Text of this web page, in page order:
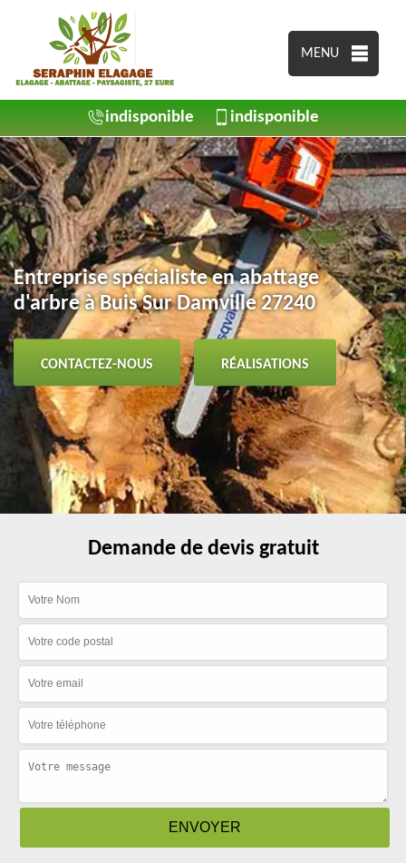
MENU
indisponible indisponible
Entreprise spécialiste en abattage
d'arbre à Buis Sur Damville 27240
CONTACTEZ-NOUS RÉALISATIONS
Demande de devis gratuit